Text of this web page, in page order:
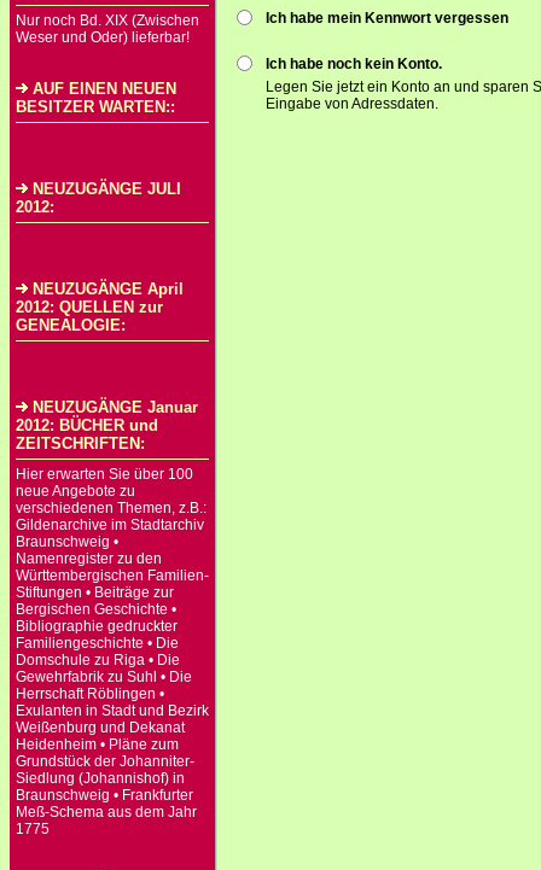
Nur noch Bd. XIX (Zwischen
Weser und Oder) lieferbar!
AUF EINEN NEUEN
BESITZER WARTEN::
NEUZUGÄNGE JULI
2012:
NEUZUGÄNGE April
2012: QUELLEN zur
GENEALOGIE:
NEUZUGÄNGE Januar
2012: BÜCHER und
ZEITSCHRIFTEN:
Hier erwarten Sie über 100
neue Angebote zu
verschiedenen Themen, z.B.:
Gildenarchive im Stadtarchiv
Braunschweig •
Namenregister zu den
Württembergischen Familien-
Stiftungen • Beiträge zur
Bergischen Geschichte •
Bibliographie gedruckter
Familiengeschichte • Die
Domschule zu Riga • Die
Gewehrfabrik zu Suhl • Die
Herrschaft Röblingen •
Exulanten in Stadt und Bezirk
Weißenburg und Dekanat
Heidenheim • Pläne zum
Grundstück der Johanniter-
Siedlung (Johannishof) in
Braunschweig • Frankfurter
Meß-Schema aus dem Jahr
1775
Ich habe mein Kennwort vergessen
Ich habe noch kein Konto.
Legen Sie jetzt ein Konto an und sparen
Eingabe von Adressdaten.